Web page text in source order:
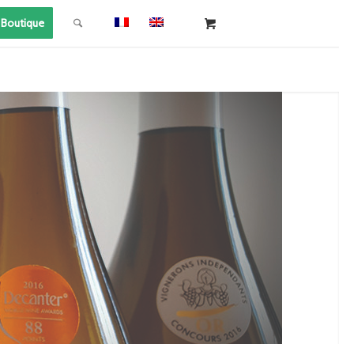
Boutique